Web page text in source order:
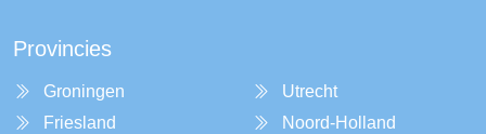
Provincies
Groningen
Friesland
Utrecht
Noord-Holland